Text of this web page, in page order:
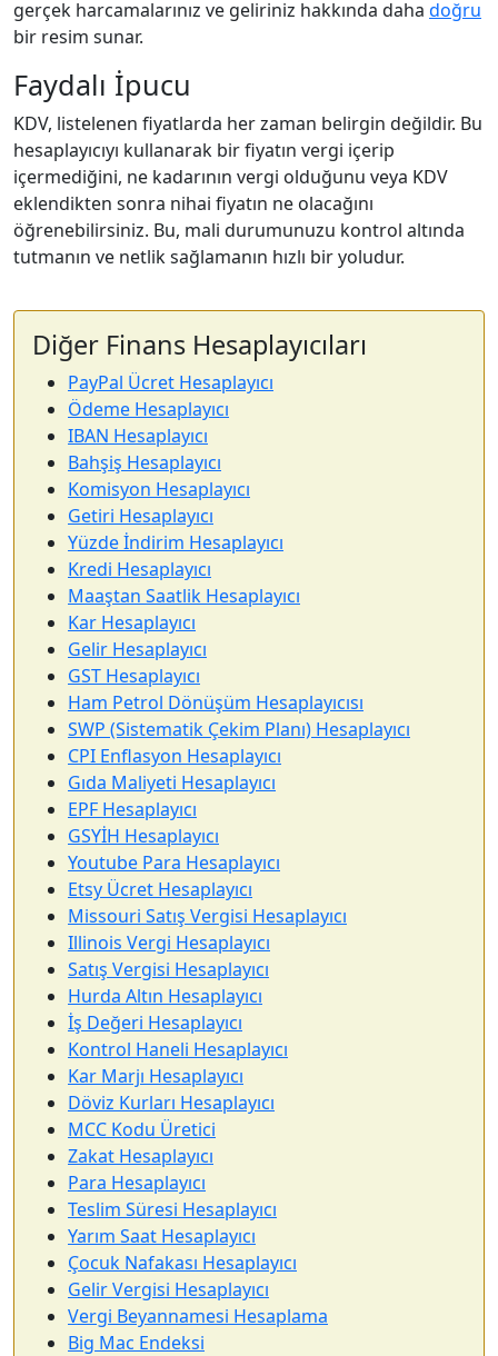
gerçek harcamalarınız ve geliriniz hakkında daha doğru
bir resim sunar.
Faydalı İpucu
KDV, listelenen fiyatlarda her zaman belirgin değildir. Bu
hesaplayıcıyı kullanarak bir fiyatın vergi içerip
içermediğini, ne kadarının vergi olduğunu veya KDV
eklendikten sonra nihai fiyatın ne olacağını
öğrenebilirsiniz. Bu, mali durumunuzu kontrol altında
tutmanın ve netlik sağlamanın hızlı bir yoludur.
Diğer Finans Hesaplayıcıları
PayPal Ücret Hesaplayıcı
Ödeme Hesaplayıcı
IBAN Hesaplayıcı
Bahşiş Hesaplayıcı
Komisyon Hesaplayıcı
Getiri Hesaplayıcı
Yüzde İndirim Hesaplayıcı
Kredi Hesaplayıcı
Maaştan Saatlik Hesaplayıcı
Kar Hesaplayıcı
Gelir Hesaplayıcı
GST Hesaplayıcı
Ham Petrol Dönüşüm Hesaplayıcısı
SWP (Sistematik Çekim Planı) Hesaplayıcı
CPI Enflasyon Hesaplayıcı
Gıda Maliyeti Hesaplayıcı
EPF Hesaplayıcı
GSYİH Hesaplayıcı
Youtube Para Hesaplayıcı
Etsy Ücret Hesaplayıcı
Missouri Satış Vergisi Hesaplayıcı
Illinois Vergi Hesaplayıcı
Satış Vergisi Hesaplayıcı
Hurda Altın Hesaplayıcı
İş Değeri Hesaplayıcı
Kontrol Haneli Hesaplayıcı
Kar Marjı Hesaplayıcı
Döviz Kurları Hesaplayıcı
MCC Kodu Üretici
Zakat Hesaplayıcı
Para Hesaplayıcı
Teslim Süresi Hesaplayıcı
Yarım Saat Hesaplayıcı
Çocuk Nafakası Hesaplayıcı
Gelir Vergisi Hesaplayıcı
Vergi Beyannamesi Hesaplama
Big Mac Endeksi